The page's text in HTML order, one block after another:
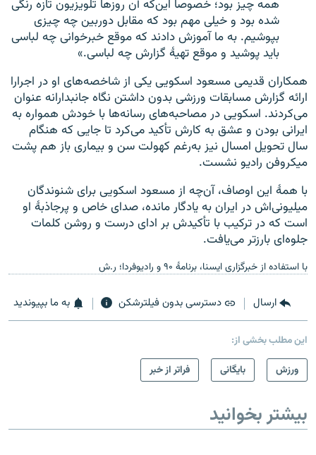
همه چیز بود؛ خصوصاً این‌که آن روزها تلویزیون تازه رنگی
شده بود و خیلی مهم بود که مقابل دوربین چه چیزی
بپوشیم. به ما آموزش دادند که موقع خبرخوانی چه لباسی
باید پوشید و موقع تهیهٔ گزارش چه لباسی.»
همکاران قدیمی مسعود اسکویی یکی از شاخصه‌های او در اجرا‌را
ارائه گزارش مسابقات ورزشی بدون داشتن نگاه جانبدارانه عنوان
می‌کردند. اسکویی در مصاحبه‌های رسانه‌ها با خودش همواره به
ایرانی بودن و عشق به کارش تأکید می‌کرد تا جایی که هنگام
سال تحویل امسال نیز به‌رغم کهولت سن و بیماری باز هم پشت
میکروفن رادیو نشست.
با همهٔ این اوصاف، آن‌چه از مسعود اسکویی برای شنوندگان
میلیونی‌اش در ایران به یادگار مانده، صدای خاص و پرجاذبهٔ او
است که در ترکیب با تأکیدش بر ادای درست و روشن کلمات
جلوه‌ای بارزتر می‌یافت.
با استفاده از خبرگزاری‌ ایسنا، برنامهٔ ۹۰ و رادیوفردا؛ ر.ش
ارسال دسترسی بدون فیلترشکن به ما بپیوندید
این مطلب بخشی از:
ورزش
بایگانی فراتر از خبر
بیشتر بخوانید